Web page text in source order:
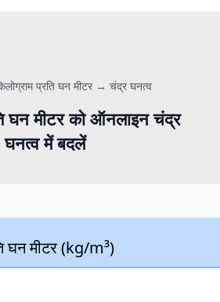
प्रति घन मीटर → चंद्र घनत्व
घन मीटर को ऑनलाइन चंद्र
घनत्व में बदलें
घन मीटर (kg/m³)